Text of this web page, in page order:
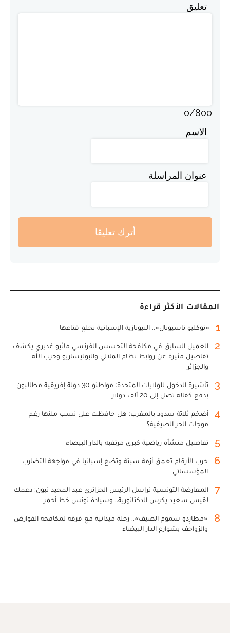
تعليق
0/800
الاسم
عنوان المراسلة
أترك تعليقا
المقالات الأكثر قراءة
1 «نوكليو ناسيونال».. النيونازية الإسبانية تخلع قناعها
2
العميل السابق في مكافحة التجسس الفرنسي ماثيو غديري يكشف
تفاصيل مثيرة عن روابط نظام الملالي والبوليساريو وحزب الله
والجزائر
3
تأشيرة الدخول للولايات المتحدة: مواطنو 30 دولة إفريقية مطالبون
بدفع كفالة تصل إلى 20 ألف دولار
4
أضخم ثلاثة سدود بالمغرب: هل حافظت على نسب ملئها رغم
موجات الحر الصيفية؟
5 تفاصيل منشأة رياضية كبرى مرتقبة بالدار البيضاء
6
حرب الأرقام تعمق أزمة سبتة وتضع إسبانيا في مواجهة التضارب
المؤسساتي
7
المعارضة التونسية تراسل الرئيس الجزائري عبد المجيد تبون: دعمك
لقيس سعيد يكرس الدكتاتورية.. وسيادة تونس خط أحمر
8
«مطارِدو سموم الصيف».. رحلة ميدانية مع فرقة لمكافحة القوارض
والزواحف بشوارع الدار البيضاء